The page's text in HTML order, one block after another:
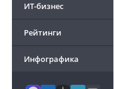
ИТ-бизнес
Рейтинги
Инфографика